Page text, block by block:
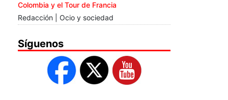
Colombia y el Tour de Francia
Redacción | Ocio y sociedad
Síguenos